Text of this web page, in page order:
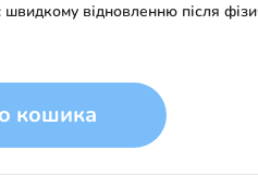
швидкому відновленню після
кошика